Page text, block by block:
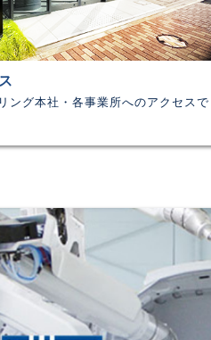
ング本社・各事業所へのアクセスで